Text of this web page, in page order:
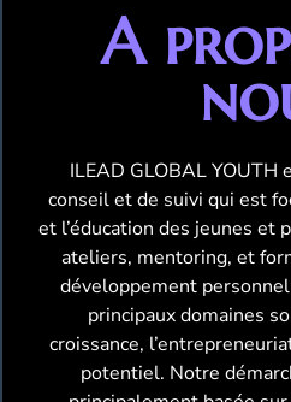
A
ILEAD GLOBAL YOUTH
conseil et de suivi qui est
et l’éducation des jeunes et
ateliers, mentoring, et
développement
principaux domaines
croissance,
potentiel. Notre